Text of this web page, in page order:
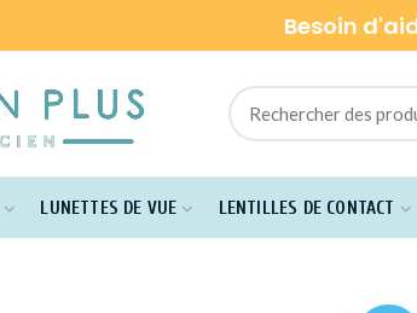
Besoin
LUNETTES DE VUE LENTILLES DE CONTACT